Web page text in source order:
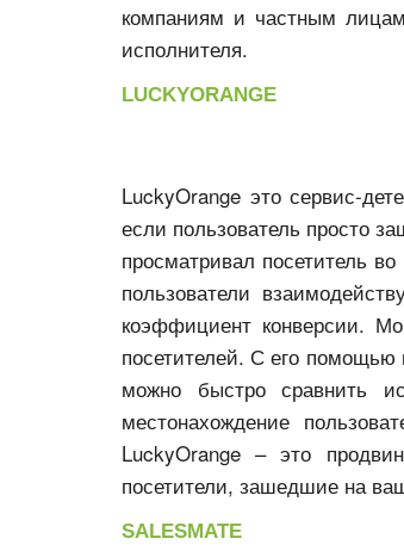
компаниям и частным
исполнителя.
LUCKYORANGE
LuckyOrange это сервис-
если пользователь просто
просматривал посетитель
пользователи
коэффициент конверсии.
посетителей. С его помощью
можно быстро сравнить
местонахождение
LuckyOrange – это
посетители, зашедшие на
SALESMATE